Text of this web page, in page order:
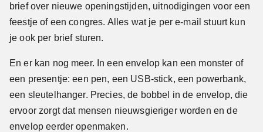
brief over nieuwe openingstijden, uitnodigingen voor een
feestje of een congres. Alles wat je per e-mail stuurt kun
je ook per brief sturen.
En er kan nog meer. In een envelop kan een monster of
een presentje: een pen, een USB-stick, een powerbank,
een sleutelhanger. Precies, de bobbel in de envelop, die
ervoor zorgt dat mensen nieuwsgieriger worden en de
envelop eerder openmaken.